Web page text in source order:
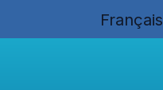
Français